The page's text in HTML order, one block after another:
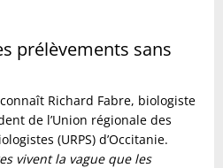
prélèvements sans
Richard Fabre, biologiste
de l’Union régionale des
(URPS) d’Occitanie.
vivent la vague que les